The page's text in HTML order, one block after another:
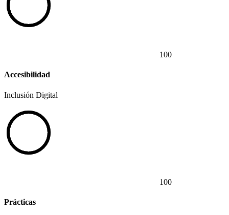
100
Accesibilidad
Inclusión Digital
100
Prácticas